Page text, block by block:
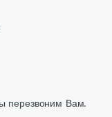
перезвоним Вам.